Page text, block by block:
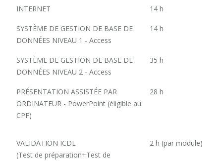
INTERNET 14 h
SYSTÈME DE GESTION DE BASE DE
DONNÉES NIVEAU 1 - Access
14 h
SYSTÈME DE GESTION DE BASE DE
DONNÉES NIVEAU 2 - Access
35 h
PRÉSENTATION ASSISTÉE PAR
ORDINATEUR - PowerPoint (éligible au
CPF)
28 h
VALIDATION ICDL
(Test de préparation+Test de
2 h (par module)